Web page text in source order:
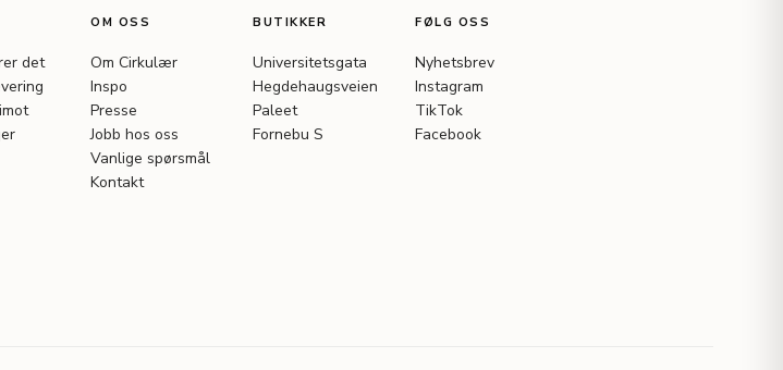
det
OM OSS
Om Cirkulær
Inspo
Presse
Jobb hos oss
Vanlige spørsmål
Kontakt
BUTIKKER
Universitetsgata
Hegdehaugsveien
Paleet
Fornebu S
FØLG OSS
Nyhetsbrev
Instagram
TikTok
Facebook